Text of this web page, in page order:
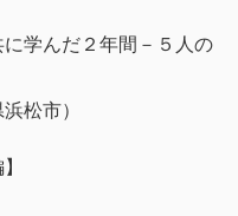
学んだ２年間－５人の
松市）